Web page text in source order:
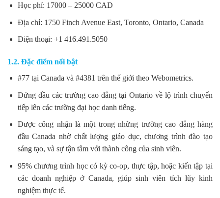
Học phí: 17000 – 25000 CAD
Địa chỉ: 1750 Finch Avenue East, Toronto, Ontario, Canada
Điện thoại: +1 416.491.5050
1.2. Đặc điểm nổi bật
#77 tại Canada và #4381 trên thế giới theo Webometrics.
Đứng đầu các trường cao đẳng tại Ontario về lộ trình chuyển
tiếp lên các trường đại học danh tiếng.
Được công nhận là một trong những trường cao đẳng hàng
đầu Canada nhờ chất lượng giáo dục, chương trình đào tạo
sáng tạo, và sự tận tâm với thành công của sinh viên.
95% chương trình học có kỳ co-op, thực tập, hoặc kiến tập tại
các doanh nghiệp ở Canada, giúp sinh viên tích lũy kinh
nghiệm thực tế.